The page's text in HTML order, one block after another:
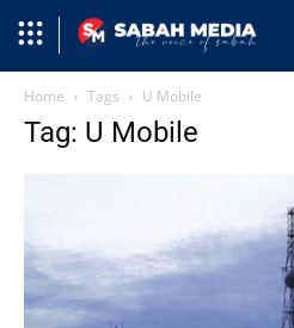
Home Tags U Mobile
Tag: U Mobile